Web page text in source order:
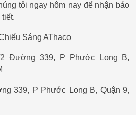
tôi ngay hôm nay để nhận báo
Sáng AThaco
2 Đường 339, P Phước Long B,
339, P Phước Long B, Quận 9,